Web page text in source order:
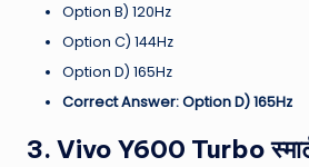
Option B) 120Hz
Option C) 144Hz
Option D) 165Hz
Correct Answer: Option D) 165Hz
3. Vivo Y600 Turbo